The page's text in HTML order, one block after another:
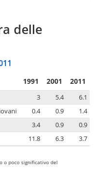
delle
1991 2001 2011
3 5.4
6.1
0.4 0.9
1.4
3.4 0.9
0.9
11.8 6.3 3.7
o poco significativo del